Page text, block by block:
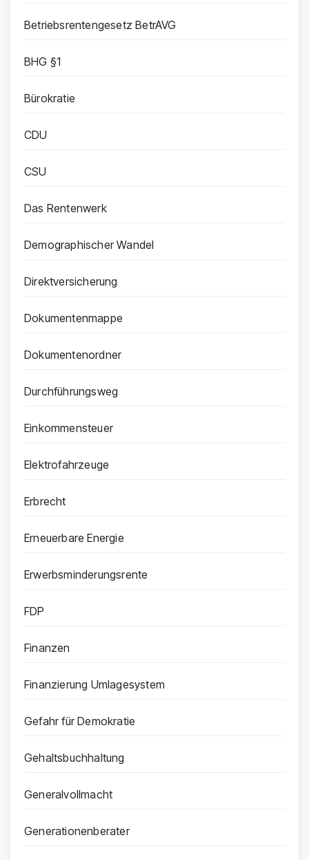
Betriebsrentengesetz BetrAVG
BHG §1
Bürokratie
CDU
CSU
Das Rentenwerk
Demographischer Wandel
Direktversicherung
Dokumentenmappe
Dokumentenordner
Durchführungsweg
Einkommensteuer
Elektrofahrzeuge
Erbrecht
Erneuerbare Energie
Erwerbsminderungsrente
FDP
Finanzen
Finanzierung Umlagesystem
Gefahr für Demokratie
Gehaltsbuchhaltung
Generalvollmacht
Generationenberater